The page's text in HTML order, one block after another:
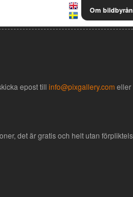
Om bildbyrån
epost till info@pixgallery.com eller
det är gratis och helt utan